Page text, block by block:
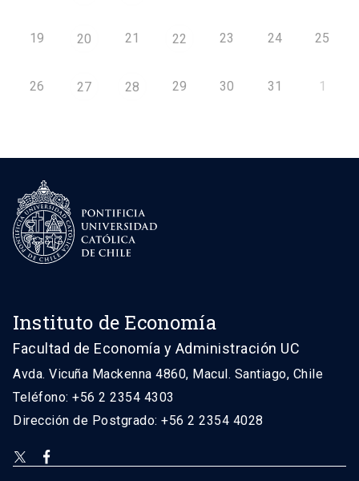
19 20 21 22 23 24 25
26 27 28 29 30 31 1
Instituto de Economía
Facultad de Economía y Administración UC
Avda. Vicuña Mackenna 4860, Macul. Santiago, Chile
Teléfono: +56 2 2354 4303
Dirección de Postgrado: +56 2 2354 4028